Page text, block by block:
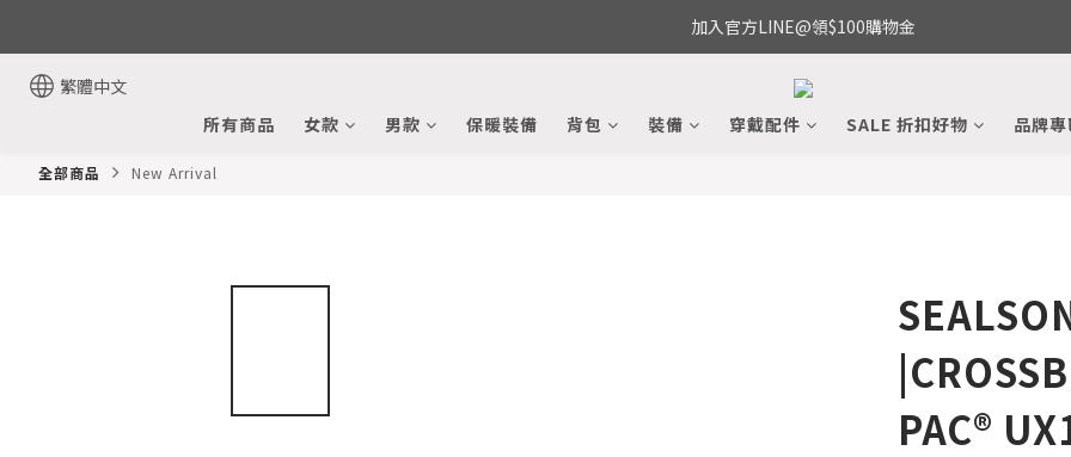
加入官方LINE@領$100購物金
繁體中文
所有商品
女款 男款 保暖裝備 背包 裝備 穿戴配件 SALE 折扣好物 品牌
全部商品 New Arrival
PAC®